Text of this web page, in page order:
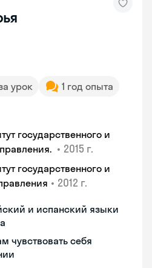
урок
1 год опыта
государственного и
• 2015 г.
государственного и
• 2012 г.
и испанский языки
чувствовать себя